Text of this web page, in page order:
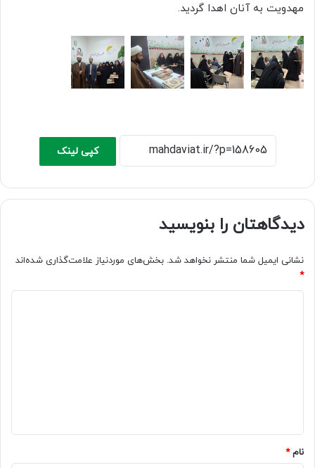
مهدویت به آنان اهدا گردید.
کپی لینک
دیدگاهتان را بنویسید
نشانی ایمیل شما منتشر نخواهد شد. بخش‌های موردنیاز علامت‌گذاری شده‌اند
*
نام*